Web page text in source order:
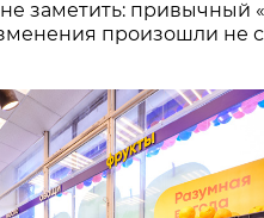
заметить: привычный
произошли не с